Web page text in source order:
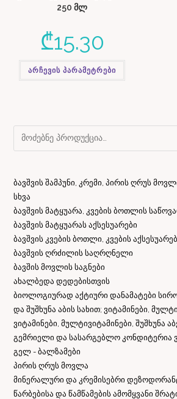
250 მლ
₾15.30
არჩევის პარამეტრები
ბავშვის შამპუნი, კრემი, პირის ღრუს
სხვა
ბავშვის მატყუარა, კვების ბოთლის
ბავშვის მატყუარას აქსესუარები
ბავშვის კვების ბოთლი, კვების
ბავშვის ღრძილის საღრღნელი
ბავშის მოვლის საგნები
ახალბედა დედებისთვის
ბიოლოგიურად აქტიური დანამატები
და შუშხუნა აბის სახით; ვიტამინები,
ვიტამინები, მულტივიტამინები, შუშხუნა
გემრიელი და სასარგებლო კონდიტერია
გელ - ბალზამები
პირის ღრუს მოვლა
მინერალური და კრემისებრი
წარბებისა და წამწამების ამომყვანი